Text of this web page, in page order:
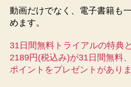
動画だけでなく、電子書籍も
めます。
31日間無料トライアルの特典
2189円(税込み)が31日間無料
ポイントをプレゼントがありま